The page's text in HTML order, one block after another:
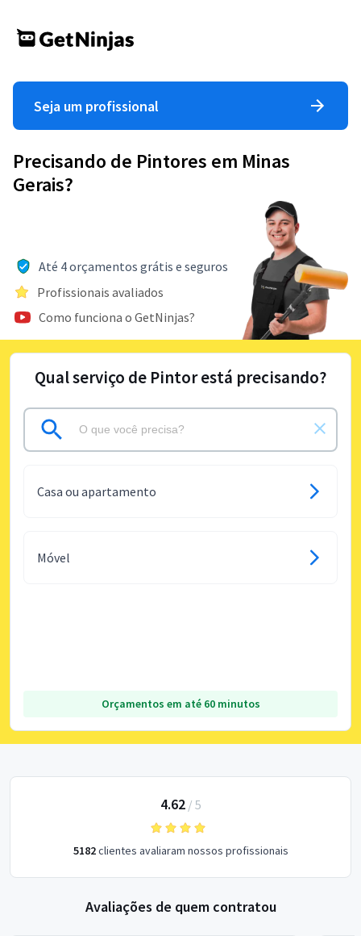
Seja um profissional
Precisando de Pintores em Minas
Gerais?
Até 4 orçamentos grátis e seguros
Profissionais avaliados
Como funciona o GetNinjas?
Qual serviço de Pintor está precisando?
Casa ou apartamento
Móvel
Orçamentos em até 60 minutos
4.62/ 5
5182clientes avaliaram nossos profissionais
Avaliações de quem contratou